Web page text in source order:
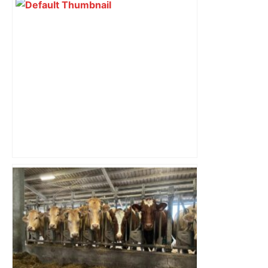
Top 14: comment Perpignan a une
nouvelle fois fait tomber Toulouse? –
RMC Sport